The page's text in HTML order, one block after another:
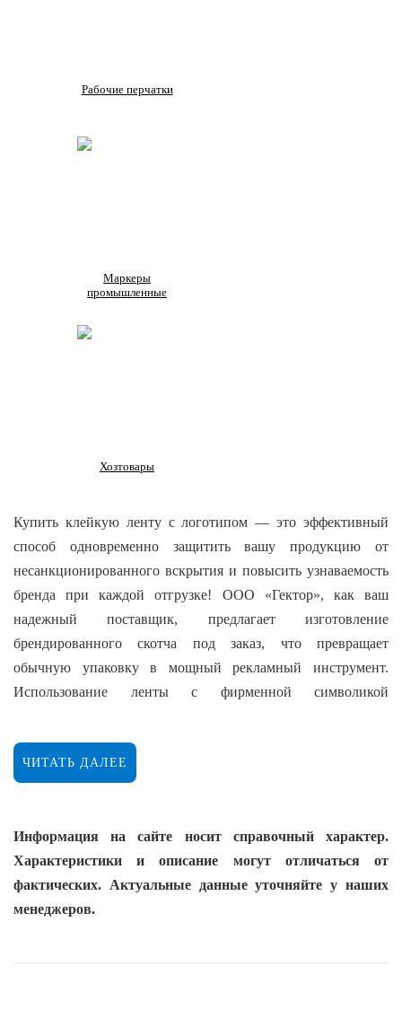
Рабочие перчатки
Маркеры
промышленные
Хозтовары
Купить клейкую ленту с логотипом — это эффективный
способ одновременно защитить вашу продукцию от
несанкционированного вскрытия и повысить узнаваемость
бренда при каждой отгрузке! ООО «Гектор», как ваш
надежный поставщик, предлагает изготовление
брендированного скотча под заказ, что превращает
обычную упаковку в мощный рекламный инструмент.
Использование ленты с фирменной символикой
транспортных узлах, выделяя ваш товар на фоне
конкурентов. Покупка персонализированной ленты также
незаметно заменить при попытке хищения содержимого
короба.
Эффективная реклама и защита в одном
ЧИТАТЬ ДАЛЕЕ
Информация на сайте носит справочный характер.
Характеристики и описание могут отличаться от
фактических. Актуальные данные уточняйте у наших
менеджеров.